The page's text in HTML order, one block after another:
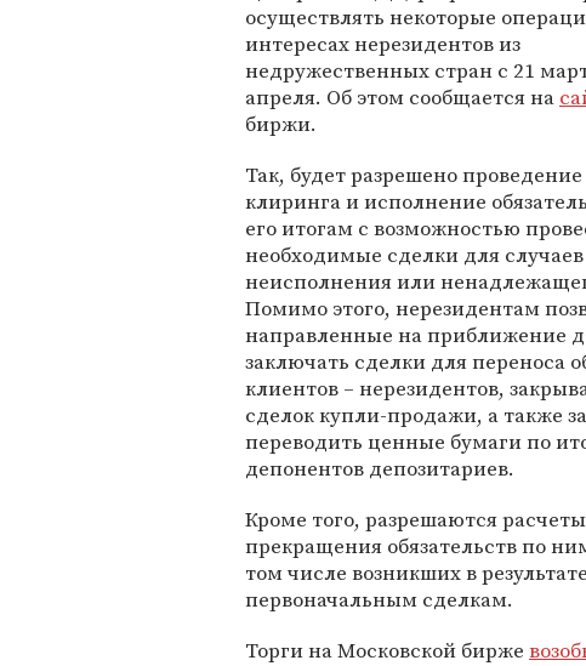
осуществлять некоторые
интересах нерезидентов из
недружественных стран с 21
апреля. Об этом сообщается на
биржи.
Так, будет разрешено проведение
клиринга и исполнение
его итогам с возможностью
необходимые сделки для случаев
неисполнения или
Помимо этого, нерезидентам
направленные на приближение
заключать сделки для переноса
клиентов – нерезидентов,
сделок купли-продажи, а также
переводить ценные бумаги по
депонентов депозитариев.
Кроме того, разрешаются
прекращения обязательств по
том числе возникших в
первоначальным сделкам.
Торги на Московской бирже